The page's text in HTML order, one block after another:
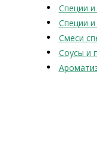
Специи
Специи
Смеси
Соусы и